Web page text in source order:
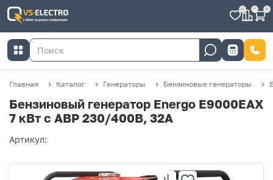
0 0 0
Главная Каталог Генераторы Бензиновые генераторы
Бензиновый генератор Energo E9000EAX
7 кВт с АВР 230/400В, 32А
Артикул: